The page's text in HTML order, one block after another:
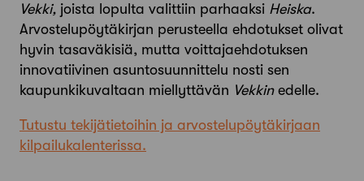
Vekki, joista lopulta valittiin parhaaksi Heiska.
Arvostelupöytäkirjan perusteella ehdotukset olivat
hyvin tasaväkisiä, mutta voittajaehdotuksen
innovatiivinen asuntosuunnittelu nosti sen
kaupunkikuvaltaan miellyttävän Vekkinedelle.
Tutustu tekijätietoihin ja arvostelupöytäkirjaan
kilpailukalenterissa.